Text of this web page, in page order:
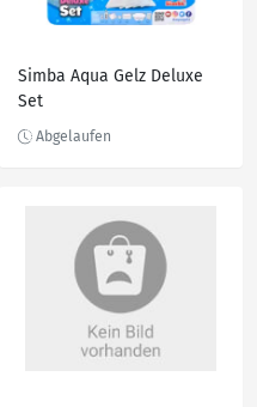
Simba Aqua Gelz Deluxe
Set